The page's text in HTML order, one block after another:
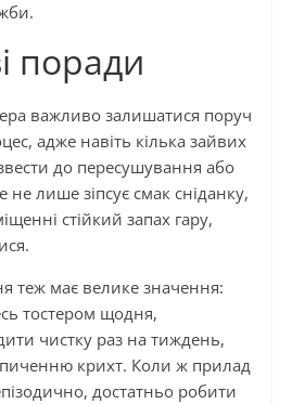
поради
важливо залишатися поруч
адже навіть кілька зайвих
до пересушування або
не лише зіпсує смак сніданку,
стійкий запах гару,
теж має велике значення:
тостером щодня,
чистку раз на тиждень,
крихт. Коли ж прилад
достатньо робити